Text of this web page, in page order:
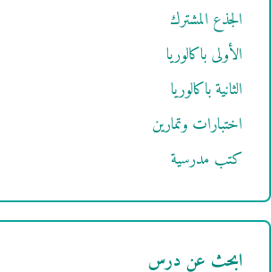
الجذع المشترك
الأولى باكالوريا
الثانية باكالوريا
اختبارات وتمارين
كتب مدرسية
ابحث عن درس